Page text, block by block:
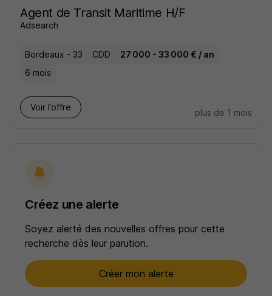
Agent de Transit Maritime H/F
Adsearch
Bordeaux - 33 CDD
27 000 - 33 000 € / an
6 mois
Voir l’offre
plus de 1 mois
Créez une alerte
Soyez alerté des nouvelles offres pour cette
recherche dès leur parution.
Créer mon alerte